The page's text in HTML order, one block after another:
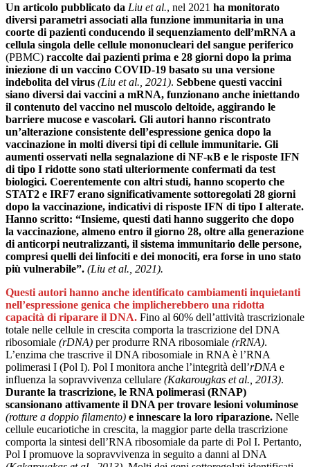
Un articolo pubblicato da Liu et al., nel 2021 ha monitorato
diversi parametri associati alla funzione immunitaria in una
coorte di pazienti conducendo il sequenziamento dell’mRNA a
cellula singola delle cellule mononucleari del sangue periferico
(PBMC) raccolte dai pazienti prima e 28 giorni dopo la prima
iniezione di un vaccino COVID-19 basato su una versione
indebolita del virus (Liu et al., 2021). Sebbene questi vaccini
siano diversi dai vaccini a mRNA, funzionano anche iniettando
il contenuto del vaccino nel muscolo deltoide, aggirando le
barriere mucose e vascolari. Gli autori hanno riscontrato
un’alterazione consistente dell’espressione genica dopo la
vaccinazione in molti diversi tipi di cellule immunitarie. Gli
aumenti osservati nella segnalazione di NF-κB e le risposte IFN
di tipo I ridotte sono stati ulteriormente confermati da test
biologici. Coerentemente con altri studi, hanno scoperto che
STAT2 e IRF7 erano significativamente sottoregolati 28 giorni
dopo la vaccinazione, indicativi di risposte IFN di tipo I alterate.
Hanno scritto: “Insieme, questi dati hanno suggerito che dopo
la vaccinazione, almeno entro il giorno 28, oltre alla generazione
di anticorpi neutralizzanti, il sistema immunitario delle persone,
compresi quelli dei linfociti e dei monociti, era forse in uno stato
più vulnerabile”. (Liu et al., 2021).
Questi autori hanno anche identificato cambiamenti inquietanti
nell’espressione genica che implicherebbero una ridotta
capacità di riparare il DNA. Fino al 60% dell’attività trascrizionale
totale nelle cellule in crescita comporta la trascrizione del DNA
ribosomiale (rDNA) per produrre RNA ribosomiale (rRNA).
L’enzima che trascrive il DNA ribosomiale in RNA è l’RNA
polimerasi I (Pol I). Pol I monitora anche l’integrità dell’rDNA e
influenza la sopravvivenza cellulare (Kakarougkas et al., 2013).
Durante la trascrizione, le RNA polimerasi (RNAP)
scansionano attivamente il DNA per trovare lesioni voluminose
(rotture a doppio filamento) e innescare la loro riparazione. Nelle
cellule eucariotiche in crescita, la maggior parte della trascrizione
comporta la sintesi dell’RNA ribosomiale da parte di Pol I. Pertanto,
Pol I promuove la sopravvivenza in seguito a danni al DNA